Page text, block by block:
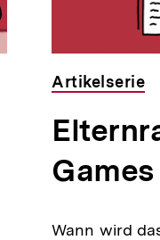
Artikelserie
Games
Wann wird